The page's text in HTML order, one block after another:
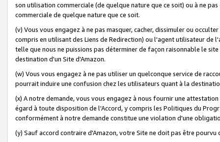
son utilisation commerciale (de quelque nature que ce soit) ou à ne
commerciale de quelque nature que ce soit.
(v) Vous vous engagez à ne pas masquer, cacher, dissimuler ou
compris en utilisant des Liens de Redirection) ou l'agent utilisateur
telle que nous ne puissions pas déterminer de façon raisonnable le
destination d'un Site d'Amazon.
(w) Vous vous engagez à ne pas utiliser un quelconque service de
pourrait induire une confusion chez les utilisateurs quant à la
(x) A notre demande, vous vous engagez à nous fournir une
égard à toute disposition de l'Accord, y compris les Politiques du
conformément à notre demande constitue une violation d'une
(y) Sauf accord contraire d'Amazon, votre Site ne doit pas être